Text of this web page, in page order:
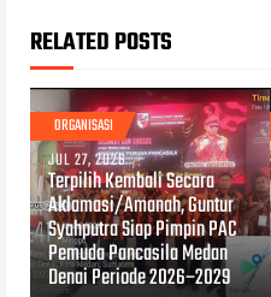
RELATED POSTS
ORGANISASI
JUL 27, 2026
Terpilih Kembali Secara
Aklamasi/Amanah, Guntur
Syahputra Siap Pimpin PAC
Pemuda Pancasila Medan
Denai Periode 2026–2029